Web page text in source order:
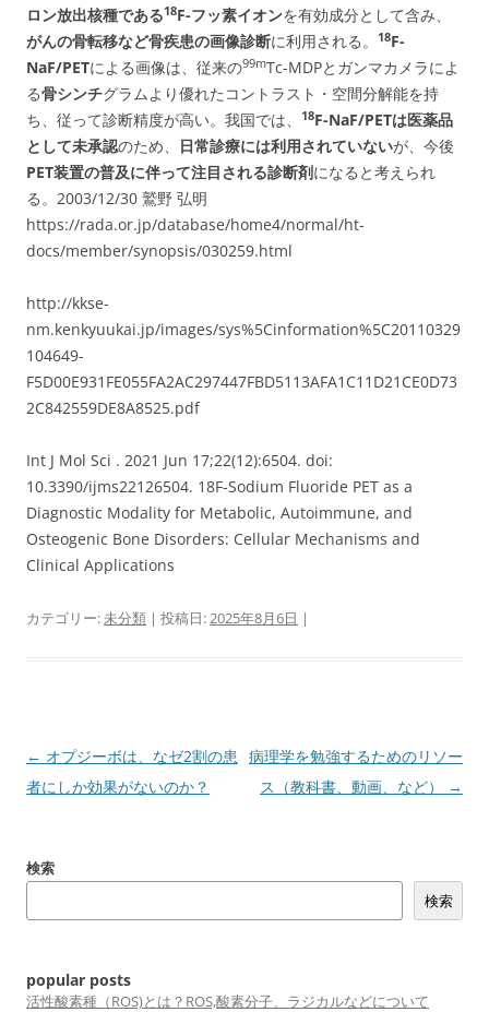
ロン放出核種である18F-フッ素イオンを有効成分として含み、
がんの骨転移など骨疾患の画像診断に利用される。 18F-
NaF/PETによる画像は、従来の99mTc-MDPとガンマカメラによ
る骨シンチグラムより優れたコントラスト・空間分解能を持
ち、従って診断精度が高い。我国では、
18F-NaF/PETは医薬品
として未承認のため、 日常診療には利用されていないが、今後
PET装置の普及に伴って注目される診断剤になると考えられ
る。 2003/12/30 鷲野 弘明
https://rada.or.jp/database/home4/normal/ht-
docs/member/synopsis/030259.html
http://kkse-
nm.kenkyuukai.jp/images/sys%5Cinformation%5C20110329
104649-
F5D00E931FE055FA2AC297447FBD5113AFA1C11D21CE0D73
2C842559DE8A8525.pdf
Int J Mol Sci . 2021 Jun 17;22(12):6504. doi:
10.3390/ijms22126504. 18F-Sodium Fluoride PET as a
Diagnostic Modality for Metabolic, Autoimmune, and
Osteogenic Bone Disorders: Cellular Mechanisms and
Clinical Applications
カテゴリー:未分類 | 投稿日:2025年8月6日 |
投
稿
ゲ
ン
← オプジーボは、なゼ2割の患
者にしか効果がないのか？
病理学を勉強するためのリソー
ス（教科書、動画、など）
→
検索
検索
popular posts
活性酸素種（ROS)とは？ROS,酸素分子、ラジカルなどについて